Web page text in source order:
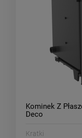
Kominek Z
Deco
Kratki